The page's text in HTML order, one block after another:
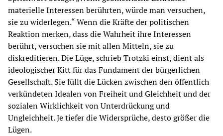
materielle Interessen berührten, würde man versuchen,
sie zu widerlegen.“ Wenn die Kräfte der politischen
Reaktion merken, dass die Wahrheit ihre Interessen
berührt, versuchen sie mit allen Mitteln, sie zu
diskreditieren. Die Lüge, schrieb Trotzki einst, dient als
ideologischer Kitt für das Fundament der bürgerlichen
Gesellschaft. Sie füllt die Lücken zwischen den öffentlich
verkündeten Idealen von Freiheit und Gleichheit und der
sozialen Wirklichkeit von Unterdrückung und
Ungleichheit. Je tiefer die Widersprüche, desto größer die
Lügen.